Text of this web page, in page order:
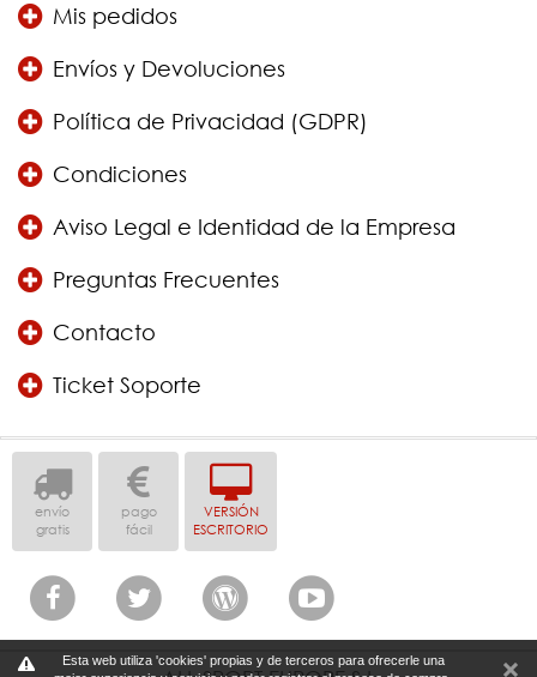
Esta web utiliza 'cookies' propias y de terceros para ofrecerle una
Mis pedidos
Envíos y Devoluciones
Política de Privacidad (GDPR)
Condiciones
Aviso Legal e Identidad de la Empresa
Preguntas Frecuentes
Contacto
Ticket Soporte
envío
gratis
pago
fácil
VERSIÓN
ESCRITORIO